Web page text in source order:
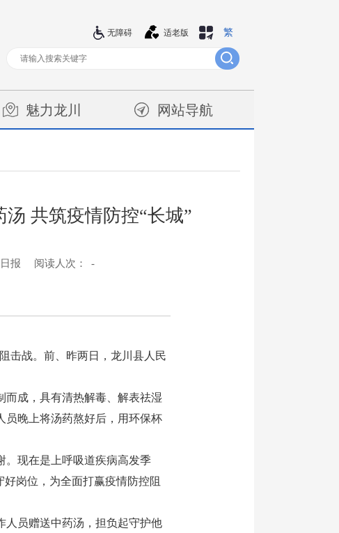
繁
适老版
无障碍
魅力龙川 网站导航
共筑疫情防控“长城”
报 阅读人次： -
击战。前、昨两日，龙川县人民
成，具有清热解毒、解表祛湿
员晚上将汤药熬好后，用环保杯
现在是上呼吸道疾病高发季
岗位，为全面打赢疫情防控阻
员赠送中药汤，担负起守护他